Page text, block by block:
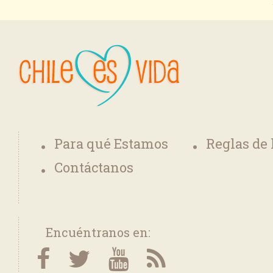
Para qué Estamos
Reglas
Contáctanos
Encuéntranos en: